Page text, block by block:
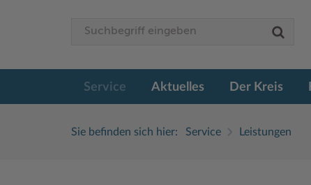
Service Aktuelles Der Kreis
Sie befinden sich hier: Service Leistungen